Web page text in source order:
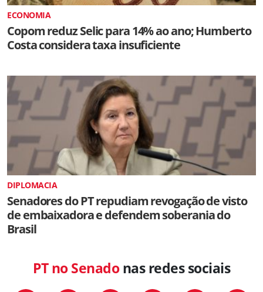
ECONOMIA
Copom reduz Selic para 14% ao ano; Humberto
Costa considera taxa insuficiente
DIPLOMACIA
Senadores do PT repudiam revogação de visto
de embaixadora e defendem soberania do
Brasil
PT no Senadonas redes sociais